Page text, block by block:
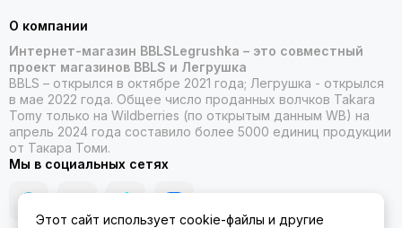
О компании
Интернет-магазин BBLSLegrushka – это совместный
проект магазинов BBLS и Легрушка
BBLS – открылся в октябре 2021 года; Легрушка - открылся
в мае 2022 года. Общее число проданных волчков Takara
Tomy только на Wildberries (по открытым данным WB) на
апрель 2024 года составило более 5000 единиц продукции
от Такара Томи.
Мы в социальных сетях
Этот сайт использует cookie-файлы и другие